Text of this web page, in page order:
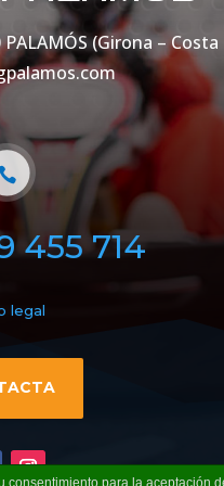
(Girona – Costa
455 714
legal
para la aceptación